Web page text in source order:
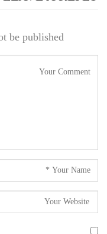
be published.